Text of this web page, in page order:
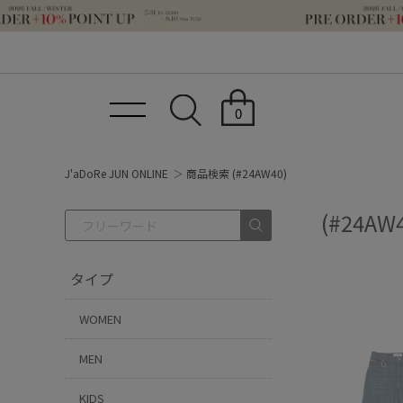
0
J'aDoRe JUN ONLINE 商品検索 (#24AW40)
タイプ
WOMEN
MEN
KIDS